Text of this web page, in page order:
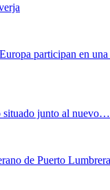
participan en
situado junto al nuevo…
de Puerto